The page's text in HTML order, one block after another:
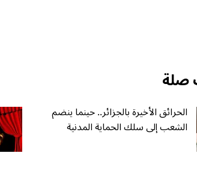
صلة
الحرائق الأخيرة بالجزائر.. حينما ينضم
الشعب إلى سلك الحماية المدنية